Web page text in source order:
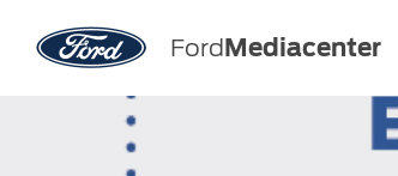
FordMediacenter